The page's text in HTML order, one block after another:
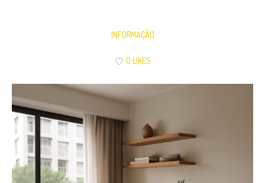
INFORMAÇÃO
0 LIKES